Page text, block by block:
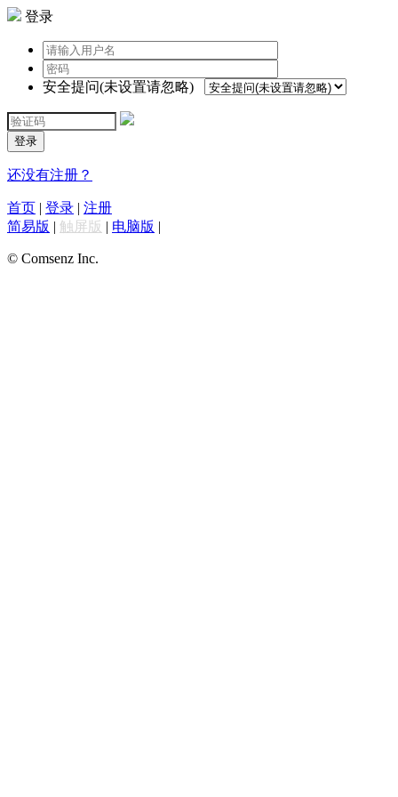
登录
安全提问(未设置请忽略)
登录
还没有注册？
首页 | 登录 | 注册
简易版 | 触屏版 | 电脑版 |
© Comsenz Inc.